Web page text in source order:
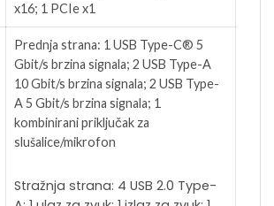
x16; 1 PCIe x1
Prednja strana: 1 USB Type-C® 5
Gbit/s brzina signala; 2 USB Type-A
10 Gbit/s brzina signala; 2 USB Type-
A 5 Gbit/s brzina signala; 1
kombinirani priključak za
slušalice/mikrofon
Stražnja strana: 4 USB 2.0 Type-